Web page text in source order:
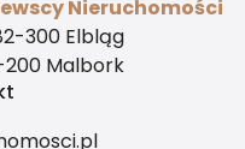
Nieruchomości
300 Elbląg
200 Malbork